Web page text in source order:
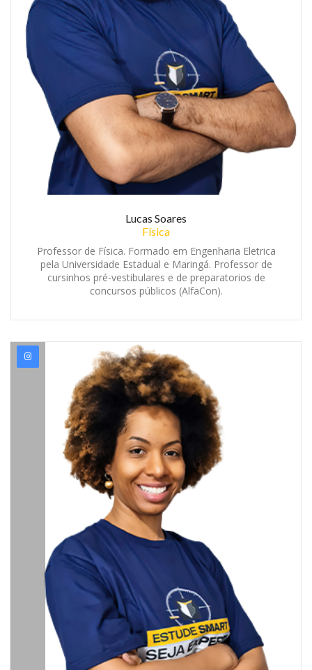
Lucas Soares
Física
Professor de Física. Formado em Engenharia Eletrica
pela Universidade Estadual e Maringá. Professor de
cursinhos pré-vestibulares e de preparatorios de
concursos públicos (AlfaCon).